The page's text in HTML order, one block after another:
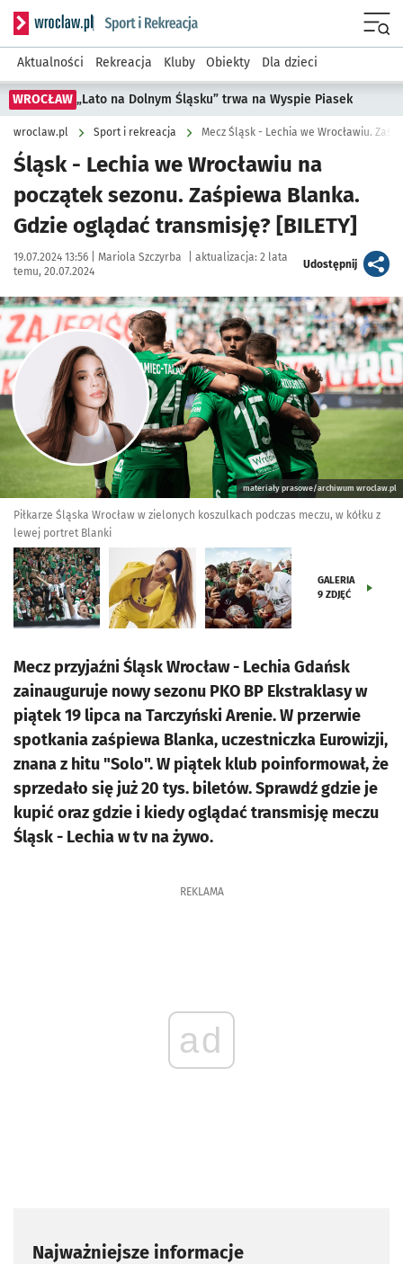
Serwis informacyjny wroclaw.pl podserwis: Sport i rekreacja
Aktualności Rekreacja Kluby Obiekty Dla dzieci
WROCŁAW „Lato na Dolnym Śląsku” trwa na Wyspie Piasek
wroclaw.pl Sport i rekreacja Mecz Śląsk - Lechia we Wrocławiu.
Śląsk - Lechia we Wrocławiu na
początek sezonu. Zaśpiewa Blanka.
Gdzie oglądać transmisję? [BILETY]
Data publikacji:
19.07.2024 13:56 | Autor:
Mariola Szczyrba aktualizacja: 2 lata
temu, 20.07.2024
Udostępnijartykuł
Kliknij, aby zobaczyć galerię
materiały prasowe/archiwum wroclaw.pl
Piłkarze Śląska Wrocław w zielonych koszulkach podczas meczu, w kółku z
lewej portret Blanki
GALERIA
9 ZDJĘĆ
Mecz przyjaźni Śląsk Wrocław - Lechia Gdańsk
zainauguruje nowy sezonu PKO BP Ekstraklasy w
piątek 19 lipca na Tarczyński Arenie. W przerwie
spotkania zaśpiewa Blanka, uczestniczka Eurowizji,
znana z hitu "Solo". W piątek klub poinformował, że
sprzedało się już 20 tys. biletów. Sprawdź gdzie je
kupić oraz gdzie i kiedy oglądać transmisję meczu
Śląsk - Lechia w tv na żywo.
REKLAMA
ad
Najważniejsze informacje